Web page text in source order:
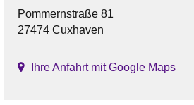
Pommernstraße 81
27474 Cuxhaven
Ihre Anfahrt mit Google Maps